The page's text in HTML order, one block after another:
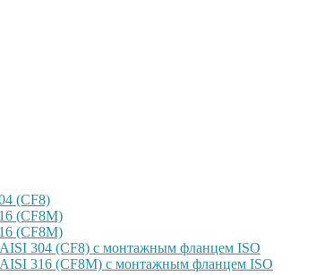
(CF8)
(CF8M)
(CF8M)
304 (CF8) с монтажным фланцем ISO
316 (CF8M) с монтажным фланцем ISO